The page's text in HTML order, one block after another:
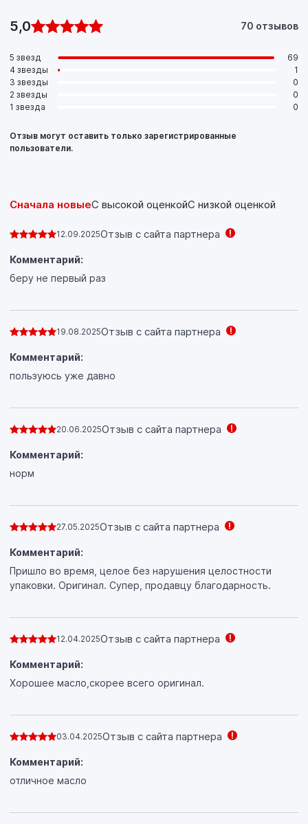
5,0 70 отзывов
5 звезд
69
4 звезды
1
3 звезды
0
2 звезды
0
1 звезда
0
Отзыв могут оставить только зарегистрированные
пользователи.
Сначала новыеС высокой оценкойС низкой оценкой
12.09.2025Отзыв с сайта партнера
Комментарий:
беру не первый раз
19.08.2025Отзыв с сайта партнера
Комментарий:
пользуюсь уже давно
20.06.2025Отзыв с сайта партнера
Комментарий:
норм
27.05.2025Отзыв с сайта партнера
Комментарий:
Пришло во время, целое без нарушения целостности
упаковки. Оригинал. Супер, продавцу благодарность.
12.04.2025Отзыв с сайта партнера
Комментарий:
Хорошее масло,скорее всего оригинал.
03.04.2025Отзыв с сайта партнера
Комментарий:
отличное масло